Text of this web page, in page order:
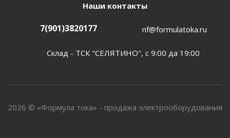
Наши контакты
7(901)3820177 nf@formulatoka.ru
Склад - ТСК "СЕЛЯТИНО", с 9:00 да 19:00
2026 © «Формула тока» - продажа электрооборудования